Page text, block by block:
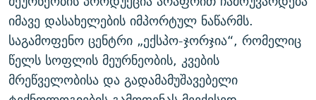
ᲐᲒᲕᲘᲡᲢᲝᲡ ᲝᲛᲘ
ПРИВЕТ ᲙᲣᲚᲢᲣᲠᲐ
იმავე დასახელების იმპორტულ ნაწარმს.
საგამოფენო ცენტრი „ექსპო-ჯორჯია“, რომელიც
წელს სოფლის მეურნეობის, კვების
მრეწველობისა და გადამამუშავებელი